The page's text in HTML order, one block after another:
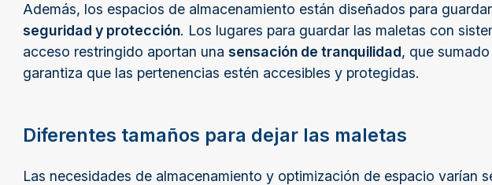
Además, los espacios de almacenamiento están diseñados para
seguridad y protección. Los lugares para guardar las maletas con
acceso restringido aportan una sensación de tranquilidad, que
garantiza que las pertenencias estén accesibles y protegidas.
Diferentes tamaños para dejar las maletas
Las necesidades de almacenamiento y optimización de espacio varían